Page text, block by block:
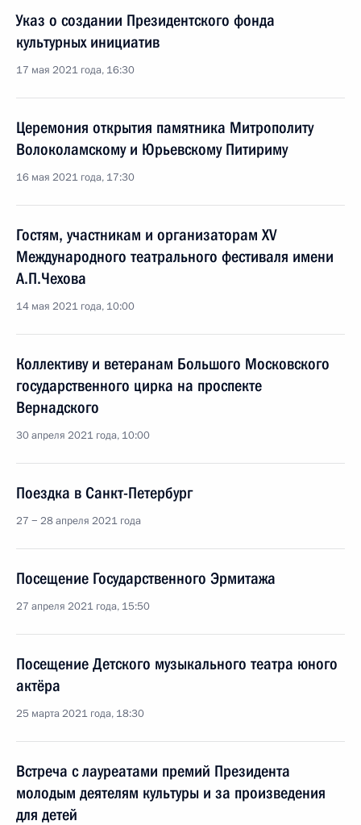
Указ о создании Президентского фонда
культурных инициатив
17 мая 2021 года, 16:30
Церемония открытия памятника Митрополиту
Волоколамскому и Юрьевскому Питириму
16 мая 2021 года, 17:30
Гостям, участникам и организаторам XV
Международного театрального фестиваля имени
А.П.Чехова
14 мая 2021 года, 10:00
Коллективу и ветеранам Большого Московского
государственного цирка на проспекте
Вернадского
30 апреля 2021 года, 10:00
Поездка в Санкт-Петербург
27 − 28 апреля 2021 года
Посещение Государственного Эрмитажа
27 апреля 2021 года, 15:50
Посещение Детского музыкального театра юного
актёра
25 марта 2021 года, 18:30
Встреча с лауреатами премий Президента
молодым деятелям культуры и за произведения
для детей